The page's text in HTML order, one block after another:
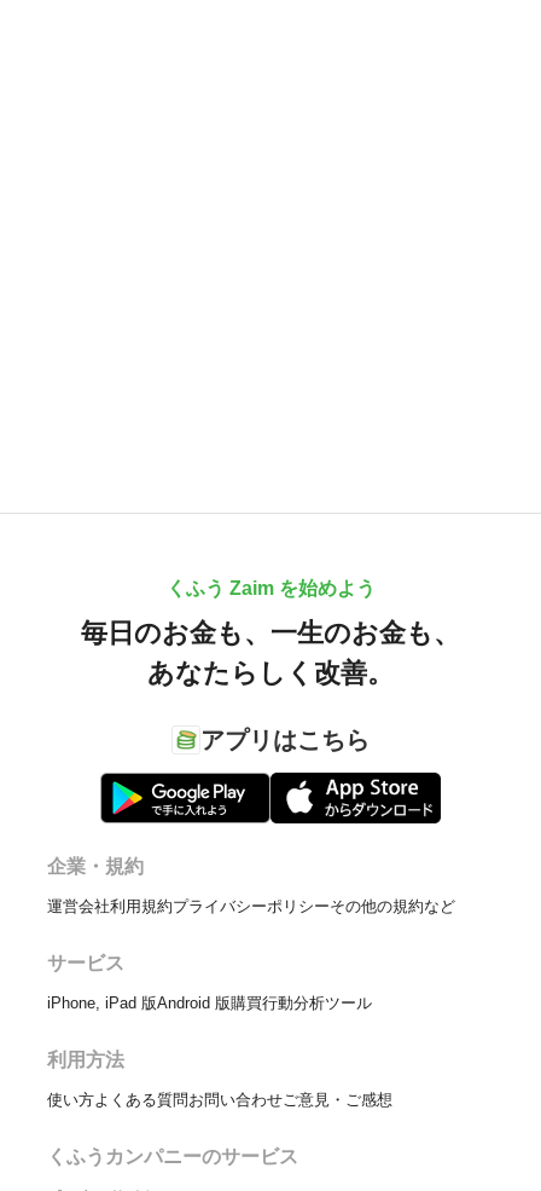
くふう Zaim を始めよう
毎日のお金も、 一生のお金も、
あなたらしく改善。
アプリはこちら
企業・規約
運営会社利用規約プライバシーポリシーその他の規約など
サービス
iPhone, iPad 版Android 版購買行動分析ツール
利用方法
使い方よくある質問お問い合わせ ご意見・ご感想
くふうカンパニーのサービス